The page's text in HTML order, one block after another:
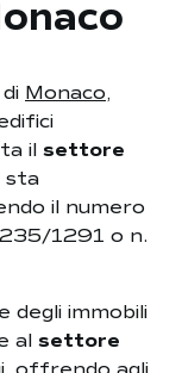
Monaco,
il settore
sta
il numero
1291 o n.
degli immobili
al settore